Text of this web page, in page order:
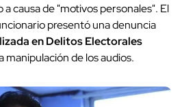
causa de "motivos personales". El
presentó una denuncia
en Delitos Electorales
manipulación de los audios.